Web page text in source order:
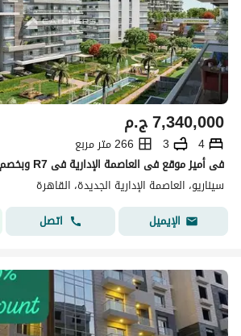
ج.م7,340,000
4
3
266 متر مربع
سيناريو، العاصمة الإدارية الجديدة، القاهرة
الإيميل
اتصل